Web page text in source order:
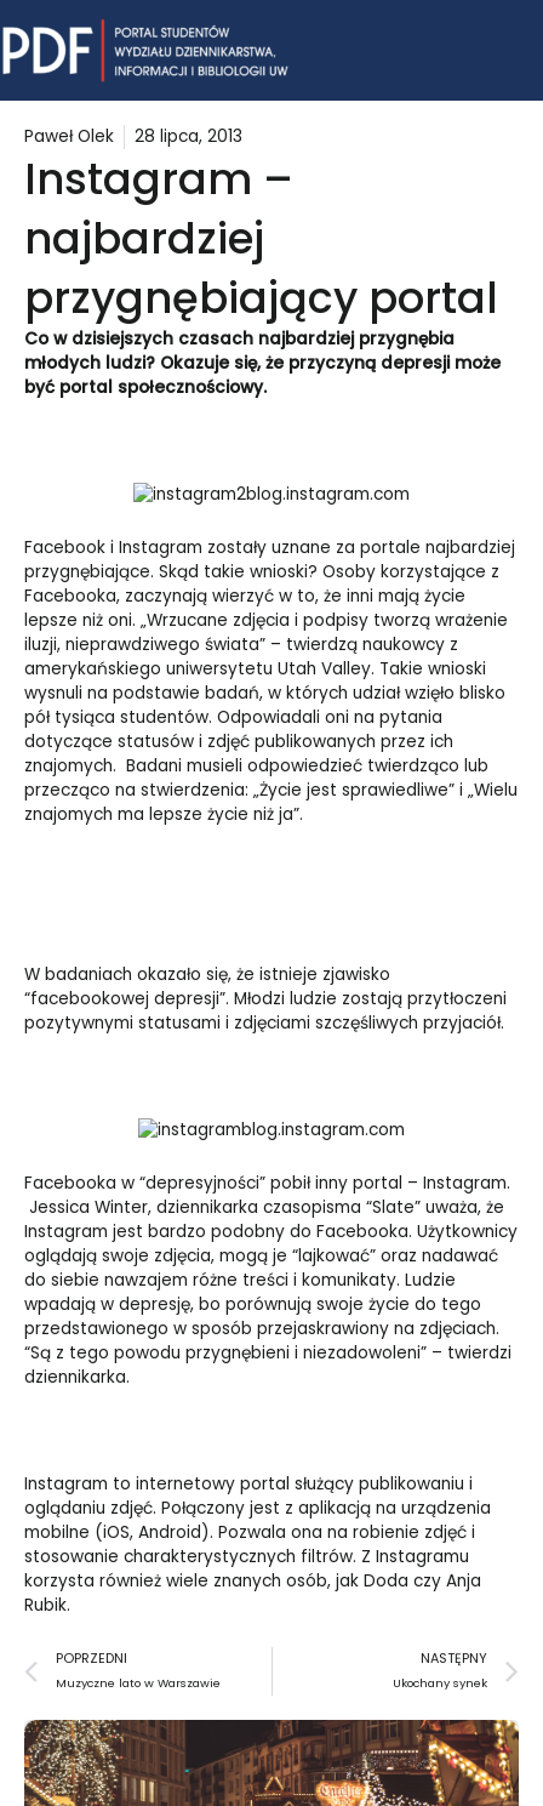
to
content
Paweł Olek 28 lipca, 2013
Instagram –
najbardziej
przygnębiający portal
Co w dzisiejszych czasach najbardziej przygnębia
młodych ludzi? Okazuje się, że przyczyną depresji może
być portal społecznościowy.
blog.instagram.com
Facebook i Instagram zostały uznane za portale najbardziej
przygnębiające. Skąd takie wnioski? Osoby korzystające z
Facebooka, zaczynają wierzyć w to, że inni mają życie
lepsze niż oni. „Wrzucane zdjęcia i podpisy tworzą wrażenie
iluzji, nieprawdziwego świata” – twierdzą naukowcy z
amerykańskiego uniwersytetu Utah Valley. Takie wnioski
wysnuli na podstawie badań, w których udział wzięło blisko
pół tysiąca studentów. Odpowiadali oni na pytania
dotyczące statusów i zdjęć publikowanych przez ich
znajomych. Badani musieli odpowiedzieć twierdząco lub
przecząco na stwierdzenia: „Życie jest sprawiedliwe” i „Wielu
znajomych ma lepsze życie niż ja”.
W badaniach okazało się, że istnieje zjawisko
“facebookowej depresji”. Młodzi ludzie zostają przytłoczeni
pozytywnymi statusami i zdjęciami szczęśliwych przyjaciół.
blog.instagram.com
Facebooka w “depresyjności” pobił inny portal – Instagram.
Jessica Winter, dziennikarka czasopisma “Slate” uważa, że
Instagram jest bardzo podobny do Facebooka. Użytkownicy
oglądają swoje zdjęcia, mogą je “lajkować” oraz nadawać
do siebie nawzajem różne treści i komunikaty. Ludzie
wpadają w depresję, bo porównują swoje życie do tego
przedstawionego w sposób przejaskrawiony na zdjęciach.
“Są z tego powodu przygnębieni i niezadowoleni” – twierdzi
dziennikarka.
Instagram to internetowy portal służący publikowaniu i
oglądaniu zdjęć. Połączony jest z aplikacją na urządzenia
mobilne (iOS, Android). Pozwala ona na robienie zdjęć i
stosowanie charakterystycznych filtrów. Z Instagramu
korzysta również wiele znanych osób, jak Doda czy Anja
Rubik.
Prev
POPRZEDNI
Muzyczne lato w Warszawie
NASTĘPNY
Ukochany synek